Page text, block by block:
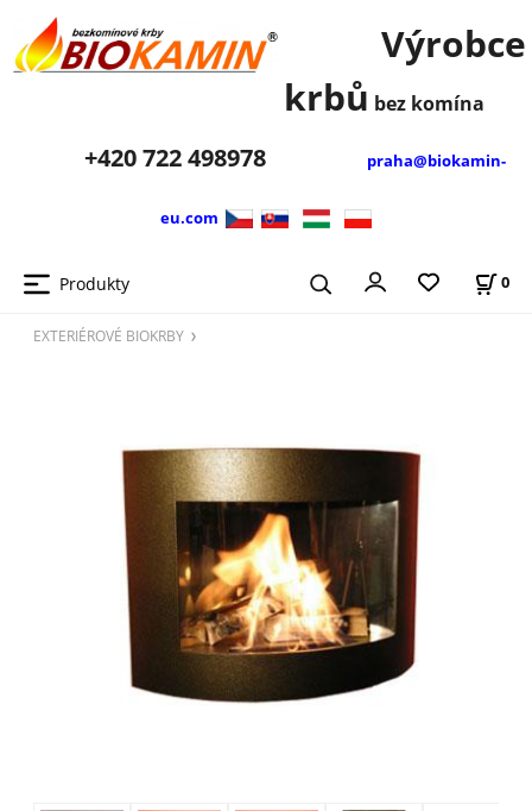
Výrobce
krbů bez komína
+420722 498978 praha@biokamin-
eu.com
Produkty 0
EXTERIÉROVÉ BIOKRBY